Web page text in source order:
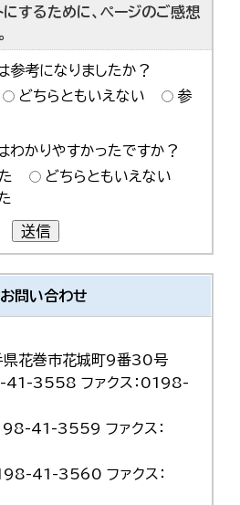
にするために、ページのご感想
参考になりましたか？
どちらともいえない
参
わかりやすかったですか？
どちらともいえない
送信
お問い合わせ
花巻市花城町9番30号
41-3558 ファクス：0198-
41-3559 ファクス：
41-3560 ファクス：